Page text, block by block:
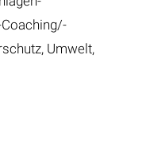
Umwelt,